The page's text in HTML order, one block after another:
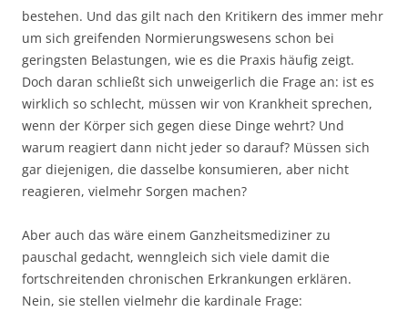
bestehen. Und das gilt nach den Kritikern des immer mehr
um sich greifenden Normierungswesens schon bei
geringsten Belastungen, wie es die Praxis häufig zeigt.
Doch daran schließt sich unweigerlich die Frage an: ist es
wirklich so schlecht, müssen wir von Krankheit sprechen,
wenn der Körper sich gegen diese Dinge wehrt? Und
warum reagiert dann nicht jeder so darauf? Müssen sich
gar diejenigen, die dasselbe konsumieren, aber nicht
reagieren, vielmehr Sorgen machen?
Aber auch das wäre einem Ganzheitsmediziner zu
pauschal gedacht, wenngleich sich viele damit die
fortschreitenden chronischen Erkrankungen erklären.
Nein, sie stellen vielmehr die kardinale Frage: